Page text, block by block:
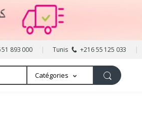
51 893 000 Tunis +216 55 125 033
Catégories